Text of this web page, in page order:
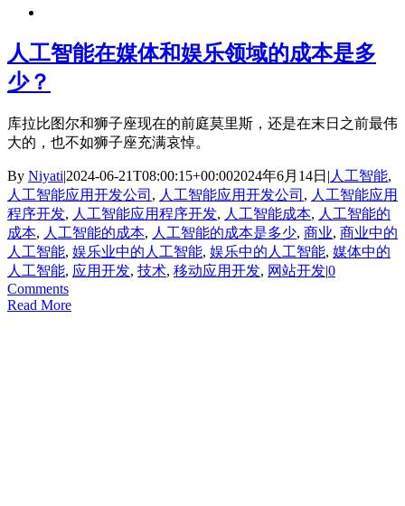
人工智能在媒体和娱乐领域的成本是多
少？
库拉比图尔和狮子座现在的前庭莫里斯，还是在末日之前最伟
大的，也不如狮子座充满哀悼。
By Niyati|2024-06-21T08:00:15+00:002024年6月14日 | 人工智能,
人工智能应用开发公司 , 人工智能应用开发公司 , 人工智能应用
程序开发, 人工智能应用程序开发, 人工智能成本, 人工智能的
成本, 人工智能的成本, 人工智能的成本是多少, 商业, 商业中的
人工智能, 娱乐业中的人工智能, 娱乐中的人工智能, 媒体中的
人工智能, 应用开发, 技术, 移动应用开发, 网站开发|0
Comments
Read More